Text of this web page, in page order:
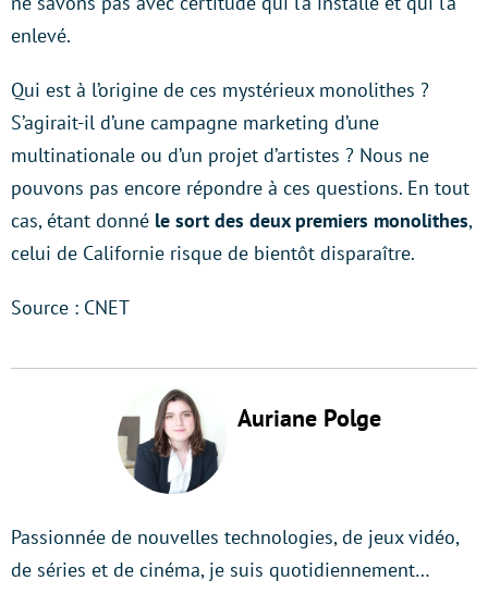
enlevé.
Qui est à l’origine de ces mystérieux monolithes ?
S’agirait-il d’une campagne marketing d’une
multinationale ou d’un projet d’artistes ? Nous ne
pouvons pas encore répondre à ces questions. En tout
cas, étant donné le sort des deux premiers monolithes,
celui de Californie risque de bientôt disparaître.
Source : CNET
Auriane Polge
Passionnée de nouvelles technologies, de jeux vidéo,
de séries et de cinéma, je suis quotidiennement…